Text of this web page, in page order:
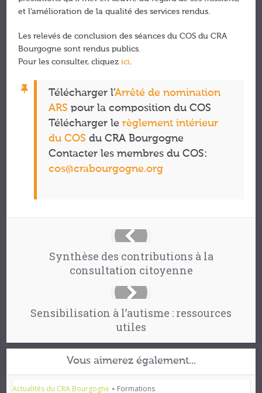
et l’amélioration de la qualité des services rendus.
Les relevés de conclusion des séances du COS du CRA
Bourgogne sont rendus publics.
Pour les consulter, cliquezici.
Télécharger l’Arrêté de nomination
ARS pour la composition du COS
Télécharger lerèglement intérieur
du COS du CRA Bourgogne
Contacter les membres du COS:
cos@crabourgogne.org
Synthèse des contributions à la
consultation citoyenne
Sensibilisation à l’autisme : ressources
utiles
Vous aimerez également...
Actualités du CRA Bourgogne • Formations